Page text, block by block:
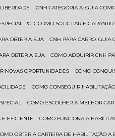
CNH CATEGORIA A: GUIA
ESPECIAL PCD: COMO SOLICITAR E
OBTER A SUA CNH PARA CARRO:
OBTER A SUA COMO ADQUIRIR CNH
NOVAS OPORTUNIDADES COMO
COMO CONSEGUIR
COMO ESCOLHER A MELHOR
EFICIENTE COMO FUNCIONA A
COMO OBTER A CARTEIRA DE HABILITAÇÃO A